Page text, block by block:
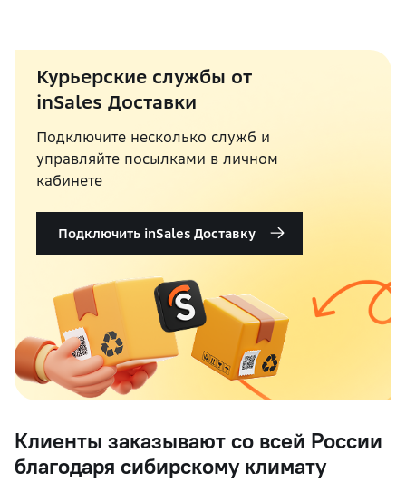
Курьерские службы от
inSales Доставки
Подключите несколько служб и
управляйте посылками в личном
кабинете
Подключить inSales Доставку
Клиенты заказывают со всей России
благодаря сибирскому климату